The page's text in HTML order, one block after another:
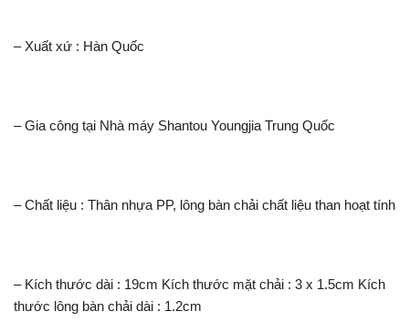
– Xuất xứ : Hàn Quốc
– Gia công tại Nhà máy Shantou Youngjia Trung Quốc
– Chất liệu : Thân nhựa PP, lông bàn chải chất liệu than hoạt tính
– Kích thước dài : 19cm Kích thước mặt chải : 3 x 1.5cm Kích
thước lông bàn chải dài : 1.2cm